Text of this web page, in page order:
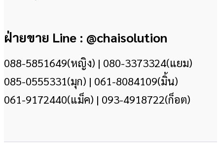
ฝ่ายขาย Line : @chaisolution
088-5851649(หญิง) | 080-3373324(แยม)
085-0555331(มุก) | 061-8084109(มิ้น)
061-9172440(แม็ค) | 093-4918722(ก็อต)